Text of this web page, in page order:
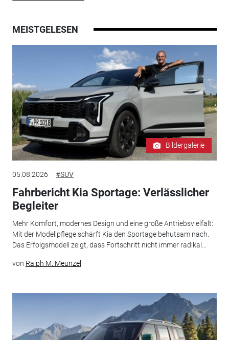
MEISTGELESEN
Bildergalerie
05.08.2026 #SUV
Fahrbericht Kia Sportage: Verlässlicher
Begleiter
Mehr Komfort, modernes Design und eine große Antriebsvielfalt:
Mit der Modellpflege schärft Kia den Sportage behutsam nach.
Das Erfolgsmodell zeigt, dass Fortschritt nicht immer radikal...
von Ralph M. Meunzel